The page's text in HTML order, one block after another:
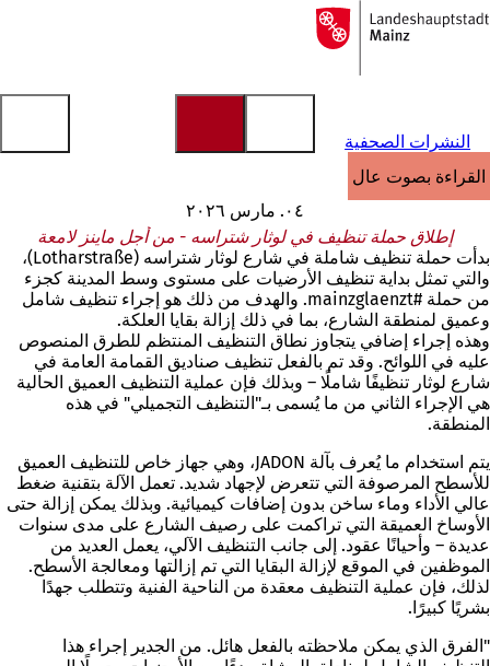
الانتقال إلى المحتوى
إلى
الصفحة
النشرات الصحفية
القراءة بصوت عالٍ
٠٤. مارس ٢٠٢٦
إطلاق حملة تنظيف في لوثار شتراسه - من أجل ماينز لامعة
بدأت حملة تنظيف شاملة في شارع لوثار شتراسه (Lotharstraße)،
والتي تمثل بداية تنظيف الأرضيات على مستوى وسط المدينة كجزء
من حملة #mainzglaenzt. والهدف من ذلك هو إجراء تنظيف شامل
وعميق لمنطقة الشارع، بما في ذلك إزالة بقايا العلكة.
وهذه إجراء إضافي يتجاوز نطاق التنظيف المنتظم للطرق المنصوص
عليه في اللوائح. وقد تم بالفعل تنظيف صناديق القمامة العامة في
شارع لوثار تنظيفًا شاملًا – وبذلك فإن عملية التنظيف العميق الحالية
هي الإجراء الثاني من ما يُسمى بـ"التنظيف التجميلي" في هذه
المنطقة.
يتم استخدام ما يُعرف بآلة JADON، وهي جهاز خاص للتنظيف العميق
للأسطح المرصوفة التي تتعرض لإجهاد شديد. تعمل الآلة بتقنية ضغط
عالي الأداء وماء ساخن بدون إضافات كيميائية. وبذلك يمكن إزالة حتى
الأوساخ العميقة التي تراكمت على رصيف الشارع على مدى سنوات
عديدة – وأحيانًا عقود. إلى جانب التنظيف الآلي، يعمل العديد من
الموظفين في الموقع لإزالة البقايا التي تم إزالتها ومعالجة الأسطح.
لذلك، فإن عملية التنظيف معقدة من الناحية الفنية وتتطلب جهدًا
بشريًا كبيرًا.
"الفرق الذي يمكن ملاحظته بالفعل هائل. من الجدير إجراء هذا